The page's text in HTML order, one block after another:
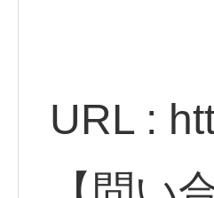
URL :